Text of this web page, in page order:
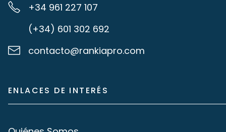
+34 961 227 107
(+34) 601 302 692
contacto@rankiapro.com
ENLACES DE INTERÉS